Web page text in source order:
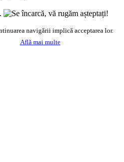
navigării implică acceptarea lor.
Află mai multe